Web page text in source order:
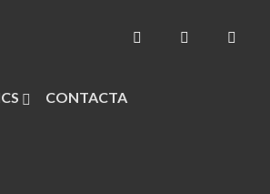
CONTACTA